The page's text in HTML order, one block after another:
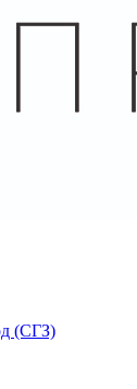
(СГЗ)